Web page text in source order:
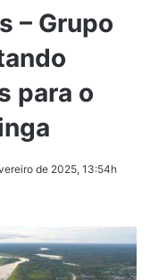
– Grupo
para o
de 2025, 13:54h